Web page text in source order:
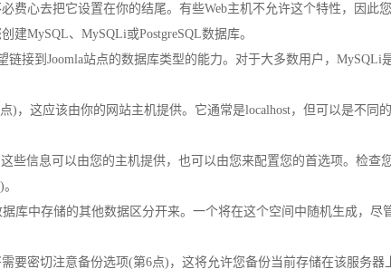
费心去把它设置在你的结尾。有些Web主机不允许这个特性，因此
MySQL、MySQLi或PostgreSQL数据库。
链接到Joomla站点的数据库类型的能力。对于大多数用户，MySQLi
)，这应该由你的网站主机提供。它通常是localhost，但可以是不同
些信息可以由您的主机提供，也可以由您来配置您的首选项。检查
库中存储的其他数据区分开来。一个将在这个空间中随机生成，尽
要密切注意备份选项(第6点)，这将允许您备份当前存储在该服务器